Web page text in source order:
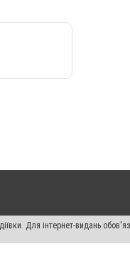
Для інтернет-видань